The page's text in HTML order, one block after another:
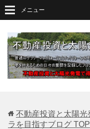
メニュー
不動産投資と太陽
ラを目指すブログ TOP